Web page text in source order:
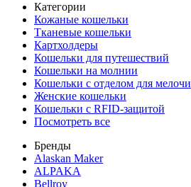
Категории
Кожаные кошельки
Тканевые кошельки
Картхолдеры
Кошельки для путешествий
Кошельки на молнии
Кошельки с отделом для мелочи
Женские кошельки
Кошельки с RFID-защитой
Посмотреть все
Бренды
Alaskan Maker
ALPAKA
Bellroy